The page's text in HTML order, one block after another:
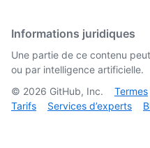
Informations juridiques
Une partie de ce contenu
ou par intelligence artificielle.
© 2026 GitHub, Inc. Termes
Tarifs
Services d’experts